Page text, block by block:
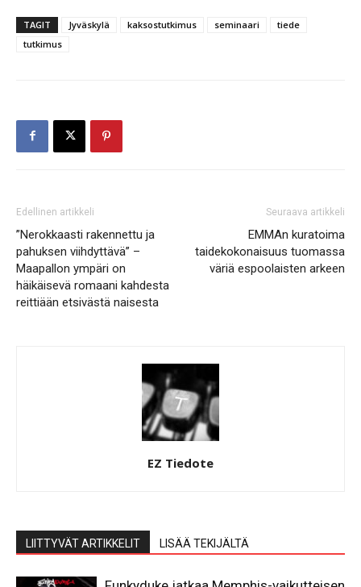
TAGIT Jyväskylä kaksostutkimus seminaari
tiede
tutkimus
Edellinen artikkeli
”Nerokkaasti rakennettu ja
pahuksen viihdyttävä” –
Maapallon ympäri on
häikäisevä romaani kahdesta
reittiään etsivästä naisesta
Seuraava artikkeli
EMMAn kuratoima
taidekokonaisuus tuomassa
väriä espoolaisten arkeen
EZ Tiedote
LIITTYVÄT ARTIKKELIT LISÄÄ TEKIJÄLTÄ